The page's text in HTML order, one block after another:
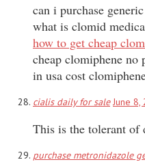
can i purchase
what is clomid
how to get cheap
cheap clomiphene no
in usa cost
cialis daily for sale June
This is the tolerant of
purchase metronidazole